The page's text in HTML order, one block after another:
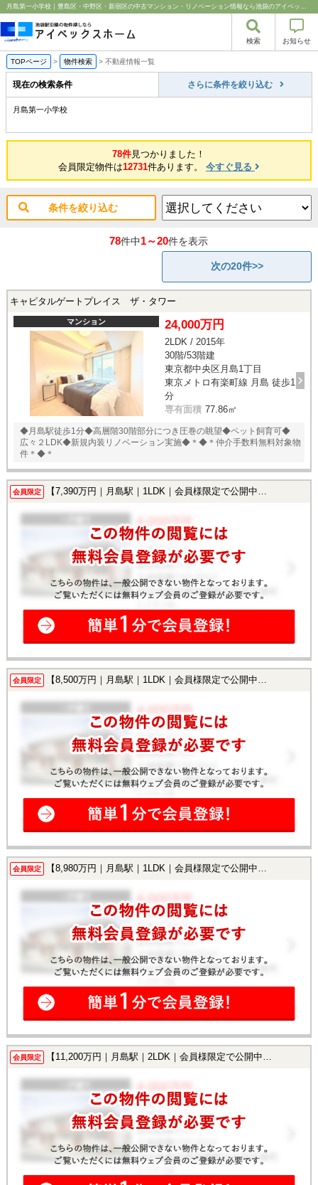
月島第一小学校｜豊島区・中野区・新宿区の中古マンション・リノベーション情報なら池袋のアイベックスホーム！
検索 お知らせ
TOPページ > 物件検索 > 不動産情報一覧
現在の検索条件 さらに条件を絞り込む
月島第一小学校
78件見つかりました！
会員限定物件は12731件あります。 今すぐ見る
条件を絞り込む
78件中1～20件を表示
次の20件>>
キャピタルゲートプレイス ザ・タワー
マンション 24,000万円
2LDK / 2015年
30階/53階建
東京都中央区月島1丁目
東京メトロ有楽町線 月島 徒歩1
分
専有面積 77.86㎡
◆月島駅徒歩1分◆高層階30階部分につき圧巻の眺望◆ペット飼育可◆
広々２LDK◆新規内装リノベーション実施◆＊◆＊仲介手数料無料対象物
件＊◆＊
会員限定 【7,390万円｜月島駅｜1LDK｜会員様限定で公開中！】
会員限定 【8,500万円｜月島駅｜1LDK｜会員様限定で公開中！】
会員限定 【8,980万円｜月島駅｜1LDK｜会員様限定で公開中！】
会員限定 【11,200万円｜月島駅｜2LDK｜会員様限定で公開中！】